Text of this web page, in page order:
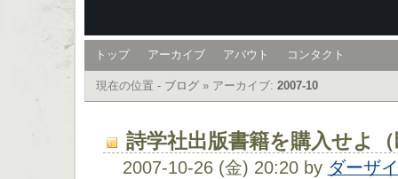
トップ アーカイブ アバウト コンタクト
現在の位置 - ブログ » アーカイブ: 2007-10
詩学社出版書籍を購入せよ
2007-10-26 (金) 20:20 by ダーザ